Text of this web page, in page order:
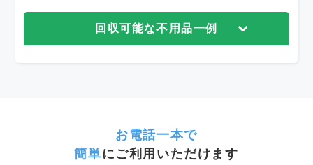
回収可能な不用品一例
お電話一本で
簡単にご利用いただけます